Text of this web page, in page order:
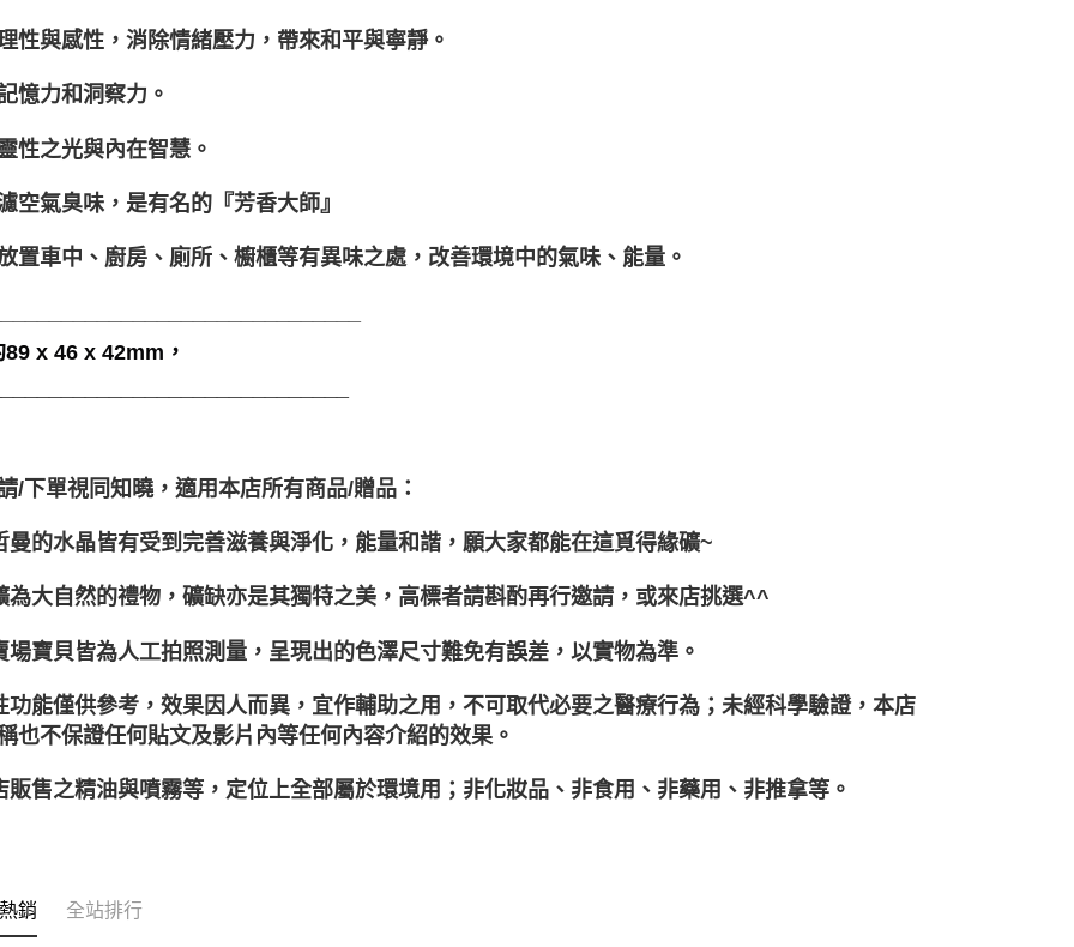
性與感性，消除情緒壓力，帶來和平與寧靜。
憶力和洞察力。
性之光與內在智慧。
空氣臭味，是有名的『芳香大師』
置車中、廚房、廁所、櫥櫃等有異味之處，改善環境中的氣味、能量。
89 x 46 x 42mm，
/下單視同知曉，適用本店所有商品/贈品：
曼的水晶皆有受到完善滋養與淨化，能量和諧，願大家都能在這覓得緣礦~
為大自然的禮物，礦缺亦是其獨特之美，高標者請斟酌再行邀請，或來店挑選^^
場寶貝皆為人工拍照測量，呈現出的色澤尺寸難免有誤差，以實物為準。
功能僅供參考，效果因人而異，宜作輔助之用，不可取代必要之醫療行為；未經科學驗證，本店
也不保證任何貼文及影片內等任何內容介紹的效果。
販售之精油與噴霧等，定位上全部屬於環境用；非化妝品、非食用、非藥用、非推拿等。
銷 全站排行